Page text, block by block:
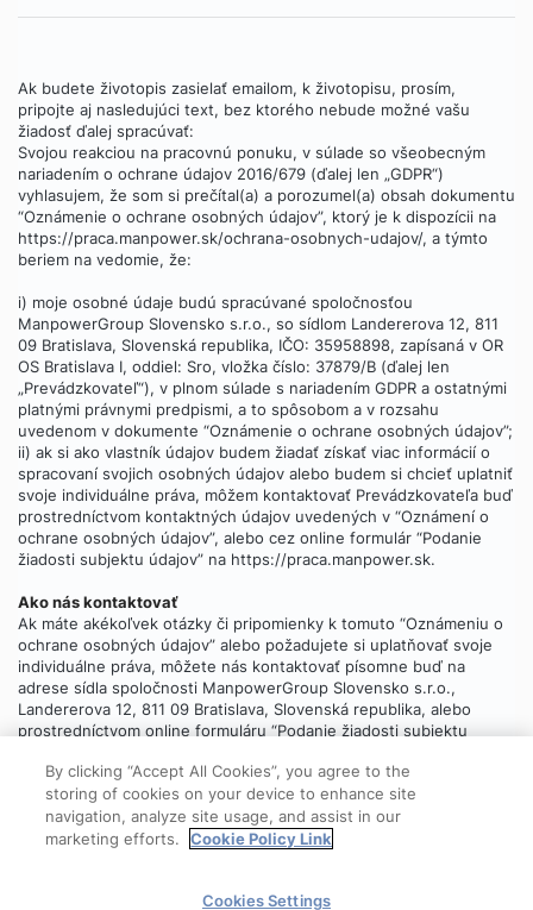
Ak budete životopis zasielať emailom, k životopisu, prosím,
pripojte aj nasledujúci text, bez ktorého nebude možné vašu
žiadosť ďalej spracúvať:
Svojou reakciou na pracovnú ponuku, v súlade so všeobecným
nariadením o ochrane údajov 2016/679 (ďalej len „GDPR“)
vyhlasujem, že som si prečítal(a) a porozumel(a) obsah dokumentu
“Oznámenie o ochrane osobných údajov”, ktorý je k dispozícii na
https://praca.manpower.sk/ochrana-osobnych-udajov/, a týmto
beriem na vedomie, že:
i) moje osobné údaje budú spracúvané spoločnosťou
ManpowerGroup Slovensko s.r.o., so sídlom Landererova 12, 811
09 Bratislava, Slovenská republika, IČO: 35958898, zapísaná v OR
OS Bratislava I, oddiel: Sro, vložka číslo: 37879/B (ďalej len
„Prevádzkovateľ“), v plnom súlade s nariadením GDPR a ostatnými
platnými právnymi predpismi, a to spôsobom a v rozsahu
uvedenom v dokumente “Oznámenie o ochrane osobných údajov”;
ii) ak si ako vlastník údajov budem žiadať získať viac informácií o
spracovaní svojich osobných údajov alebo budem si chcieť uplatniť
svoje individuálne práva, môžem kontaktovať Prevádzkovateľa buď
prostredníctvom kontaktných údajov uvedených v “Oznámení o
ochrane osobných údajov”, alebo cez online formulár “Podanie
žiadosti subjektu údajov” na https://praca.manpower.sk.
Ako nás kontaktovať
Ak máte akékoľvek otázky či pripomienky k tomuto “Oznámeniu o
ochrane osobných údajov” alebo požadujete si uplatňovať svoje
individuálne práva, môžete nás kontaktovať písomne buď na
adrese sídla spoločnosti ManpowerGroup Slovensko s.r.o.,
Landererova 12, 811 09 Bratislava, Slovenská republika, alebo
prostredníctvom online formuláru “Podanie žiadosti subjektu
By clicking “Accept All Cookies”, you agree to the
storing of cookies on your device to enhance site
navigation, analyze site usage, and assist in our
marketing efforts.
Cookie Policy Link
Cookies Settings